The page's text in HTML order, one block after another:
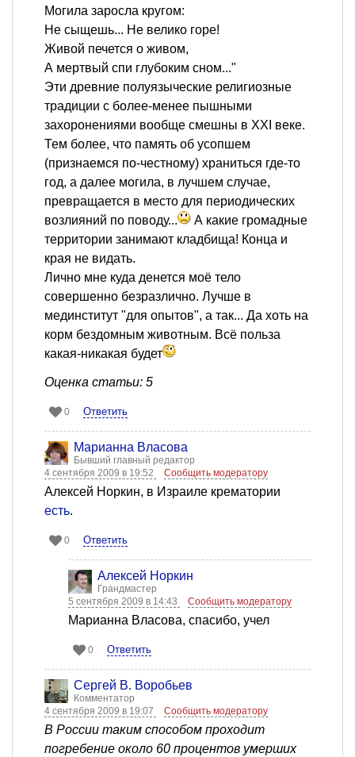
Могила заросла кругом:
Не сыщешь... Не велико горе!
Живой печется о живом,
А мертвый спи глубоким сном..."
Эти древние полуязыческие религиозные
традиции с более-менее пышными
захоронениями вообще смешны в XXI веке.
Тем более, что память об усопшем
(признаемся по-честному) храниться где-то
год, а далее могила, в лучшем случае,
превращается в место для периодических
возлияний по поводу...
А какие громадные
территории занимают кладбища! Конца и
края не видать.
Лично мне куда денется моё тело
совершенно безразлично. Лучше в
мединститут "для опытов", а так... Да хоть на
корм бездомным животным. Всё польза
какая-никакая будет
Оценка статьи: 5
0 Ответить
Марианна Власова
Бывший главный редактор
4 сентября 2009 в 19:52
Сообщить модератору
Алексей Норкин, в Израиле крематории
есть.
0 Ответить
Алексей Норкин
Грандмастер
5 сентября 2009 в 14:43
Сообщить модератору
Марианна Власова, спасибо, учел
0 Ответить
Сергей В. Воробьев
Комментатор
4 сентября 2009 в 19:07
Сообщить модератору
В России таким способом проходит
погребение около 60 процентов умерших